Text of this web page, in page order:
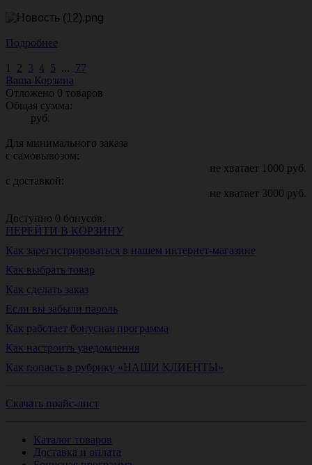
Подробнее
1 2 3 4 5 ... 77
Ваша Корзина
Отложено 0 товаров
Общая сумма:
руб.
Для минимального заказа
с самовывозом:
не хватает 1000 руб.
с доставкой:
не хватает 3000 руб.
Доступно 0 бонусов.
ПЕРЕЙТИ В КОРЗИНУ
Как зарегистрироваться в нашем интернет-магазине
Как выбрать товар
Как сделать заказ
Если вы забыли пароль
Как работает бонусная программа
Как настроить уведомления
Как попасть в рубрику «НАШИ КЛИЕНТЫ»
Скачать прайс-лист
Каталог товаров
Доставка и оплата